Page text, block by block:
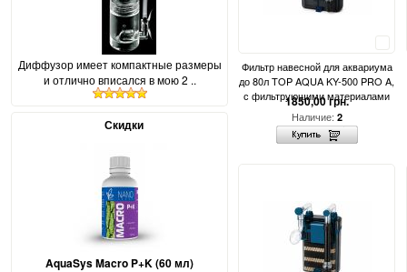
Фильтр навесной для аквариума
до 80л TOP AQUA KY-500 PRO A,
с фильтрующими материалами
1850,00 грн.
Наличие: 2
Диффузор имеет компактные размеры
и отлично вписался в мою 2 ..
Скидки
AquaSys Macro P+K (60 мл)